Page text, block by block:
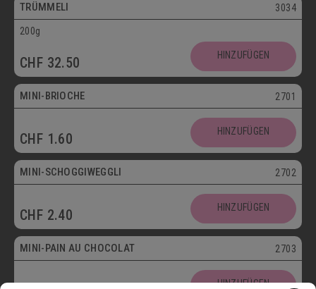
TRÜMMELI 3034
200g
CHF 32.50 HINZUFÜGEN
Vegetarisch
MINI-BRIOCHE 2701
CHF 1.60 HINZUFÜGEN
Vegetarisch
MINI-SCHOGGIWEGGLI 2702
CHF 2.40 HINZUFÜGEN
Vegetarisch
MINI-PAIN AU CHOCOLAT 2703
HINZUFÜGEN